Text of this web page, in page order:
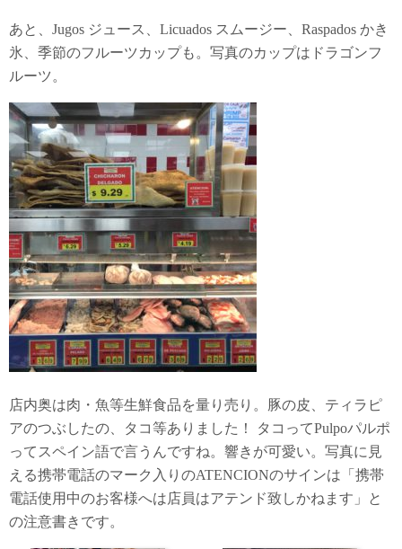
あと、Jugos ジュース、Licuados スムージー、Raspados かき
氷、季節のフルーツカップも。写真のカップはドラゴンフ
ルーツ。
店内奥は肉・魚等生鮮食品を量り売り。豚の皮、ティラピ
アのつぶしたの、タコ等ありました！ タコってPulpoパルポ
ってスペイン語で言うんですね。響きが可愛い。写真に見
える携帯電話のマーク入りのATENCIONのサインは「携帯
電話使用中のお客様へは店員はアテンド致しかねます」と
の注意書きです。